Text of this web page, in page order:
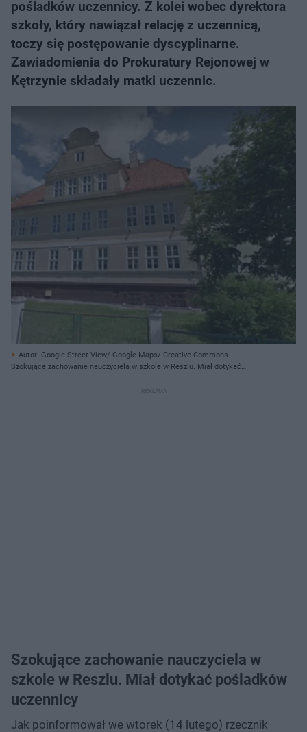
pośladków uczennicy. Z kolei wobec dyrektora
szkoły, który nawiązał relację z uczennicą,
toczy się postępowanie dyscyplinarne.
Zawiadomienia do Prokuratury Rejonowej w
Kętrzynie składały matki uczennic.
Autor: Google Street View/ Google Maps/ Creative Commons
Szokujące zachowanie nauczyciela w szkole w Reszlu. Miał dotykać
Szokujące zachowanie nauczyciela w
szkole w Reszlu. Miał dotykać pośladków
uczennicy
Jak poinformował we wtorek (14 lutego) rzecznik